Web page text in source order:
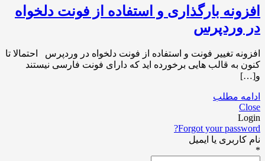
افزونه بارگذاری و استفاده از فونت دلخواه
در وردپرس
افزونه تغییر فونت و استفاده از فونت دلخواه در وردپرس احتمالا تا
کنون به قالب هایی برخورده اید که دارای فونت فارسی نیستند
و[…]
ادامه مطلب
Close
Login
Forgot your password?
نام کاربری یا ایمیل
*